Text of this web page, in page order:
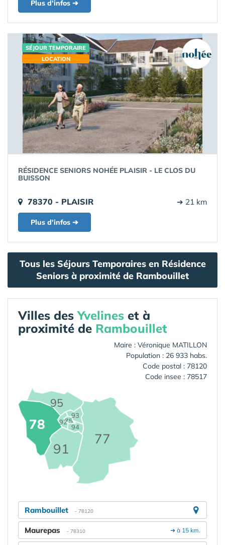
Plus d'infos ➔
SÉJOUR TEMPORAIRE
LOCATION
RÉSIDENCE SENIORS NOHÉE PLAISIR - LE CLOS DU
BUISSON
78370 - PLAISIR ➔ 21 km
Plus d'infos ➔
Tous les Séjours Temporaires en Résidence
Seniors à proximité de Rambouillet
Villes desYvelines et à
proximité de Rambouillet
Maire : Véronique MATILLON
Population : 26 933 habs.
Code postal : 78120
Code insee : 78517
75
77
78
91
92
93
94
95
Rambouillet - 78120
➔ à 15 km.
Maurepas - 78310